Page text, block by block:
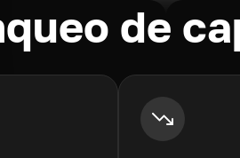
de